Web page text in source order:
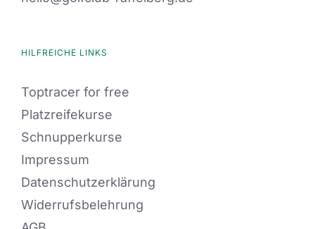
HILFREICHE LINKS
Toptracer for free
Platzreifekurse
Schnupperkurse
Impressum
Datenschutzerklärung
Widerrufsbelehrung